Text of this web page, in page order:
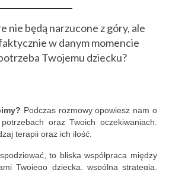
nie będą narzucone z góry, ale
w danym momencie
Twojemu dziecku?
Podczas rozmowy opowiesz nam o
oraz Twoich oczekiwaniach.
terapii oraz ich ilość.
to bliska współpraca między
Twojego dziecka, wspólna strategia,